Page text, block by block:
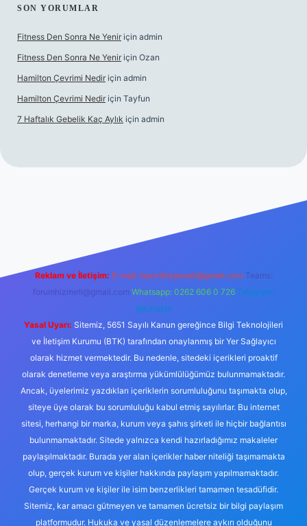
SON YORUMLAR
Fitness Den Sonra Ne Yenir için admin
Fitness Den Sonra Ne Yenir için Ozan
Hamilton Çevrimi Nedir için admin
Hamilton Çevrimi Nedir için Tayfun
7 Haftalık Gebelik Kaç Aylık için admin
Reklam ve İletişim: E-mail: backlinkpaneli@gmail.com Teams:
forumhizmeti@gmail.com Whatsapp: 0262 606 0 726 Telegram:
@karabul
Yasal Uyarı: Sitemiz, 5651 Sayılı Kanun gereğince Bilgi Teknolojileri
ve İletişim Kurumu (BTK) tarafından onaylanmış bir Yer Sağlayıcı
olarak hizmet vermektedir. Bu nedenle, sitedeki içerikleri proaktif
olarak denetleme veya araştırma yükümlülüğümüz bulunmamaktadır.
Ancak, üyelerimiz yazdıkları içeriklerin sorumluluğunu taşımakta olup,
siteye üye olarak bu sorumluluğu kabul etmiş sayılırlar. Bu internet
sitesi, herhangi bir marka, kurum veya şahıs şirketi ile hiçbir bağlantısı
bulunmamaktadır. Sitede yalnızca kendi hazırladığımız makaleler
paylaşılmaktadır. Burada yer alan içerikler haber niteliği taşımamakta
olup, gerçek kurum ve kişiler hakkında paylaşım yapılmamaktadır.
Gerçek kurum ve kişiler ile isim benzerlikleri tamamen tesadüfidir.
Sitemiz, kar amacı gütmeyen ve tamamen ücretsiz bir bilgi paylaşım
platformudur. Hukuka ve yasal düzenlemelere aykırı olduğunu